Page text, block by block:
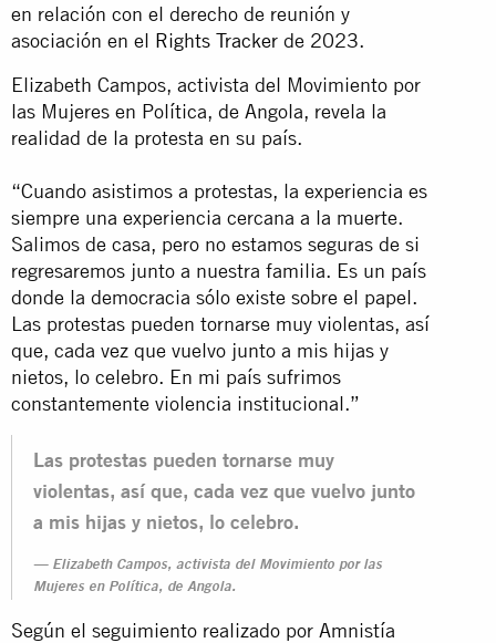
en relación con el derecho de reunión y
asociación en el Rights Tracker de 2023.
Elizabeth Campos, activista del Movimiento por
las Mujeres en Política, de Angola, revela la
realidad de la protesta en su país.
“Cuando asistimos a protestas, la experiencia es
siempre una experiencia cercana a la muerte.
Salimos de casa, pero no estamos seguras de si
regresaremos junto a nuestra familia. Es un país
donde la democracia sólo existe sobre el papel.
Las protestas pueden tornarse muy violentas, así
que, cada vez que vuelvo junto a mis hijas y
nietos, lo celebro. En mi país sufrimos
constantemente violencia institucional.”
Las protestas pueden tornarse muy
violentas, así que, cada vez que vuelvo junto
a mis hijas y nietos, lo celebro.
Elizabeth Campos, activista del Movimiento por las
Mujeres en Política, de Angola.
Según el seguimiento realizado por Amnistía